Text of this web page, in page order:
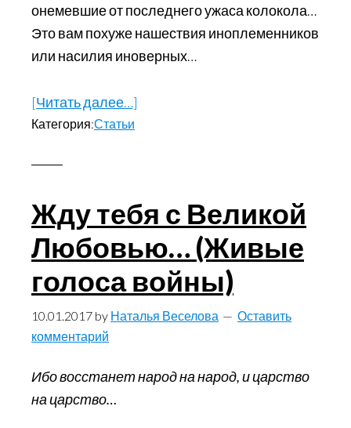
онемевшие от последнего ужаса колокола…
Это вам похуже нашествия иноплеменников
или насилия иноверных…
[Читать далее…]
Аввакум
другие…
Категория:Статьи
Жду тебя с Великой
Любовью… (Живые
голоса войны)
10.01.2017 by Наталья Веселова
Оставить
комментарий
Ибо восстанет народ на народ, и царство
на царство…